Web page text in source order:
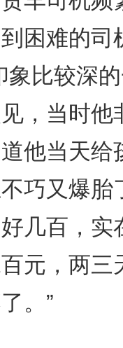
困难的司
象比较深
，当时他
他当天给
巧又爆胎
几百，实
元，两三
。”